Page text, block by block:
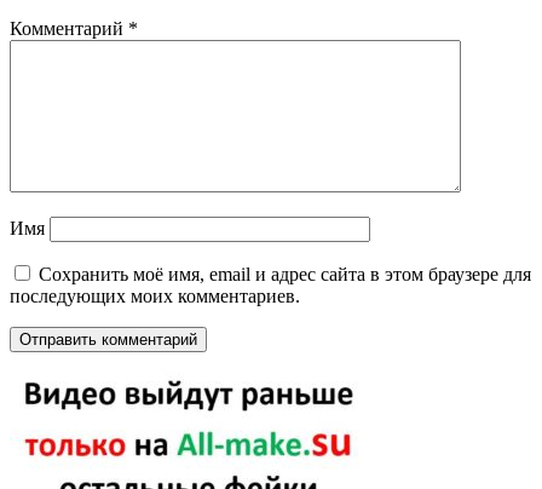
Комментарий *
Имя
Сохранить моё имя, email и адрес сайта в этом браузере для
последующих моих комментариев.